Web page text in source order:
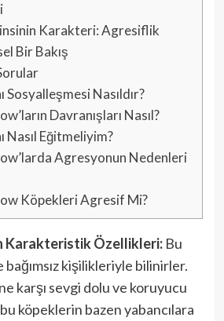
Karakteri: Agresiflik
Bir Bakış
Sosyalleşmesi Nasıldır?
Davranışları Nasıl?
Nasıl Eğitmeliyim?
Agresyonun Nedenleri
Köpekleri Agresif Mi?
Karakteristik Özellikleri:Bu
kişilikleriyle bilinirler.
karşı sevgi dolu ve koruyucu
köpeklerin bazen yabancılara